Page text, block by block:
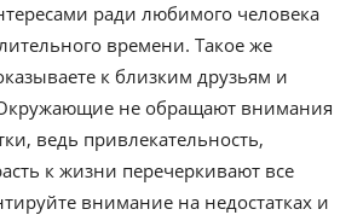
ради любимого человека
времени. Такое же
к близким друзьям и
не обращают внимания
ведь привлекательность,
к жизни перечеркивают все
внимание на недостатках и